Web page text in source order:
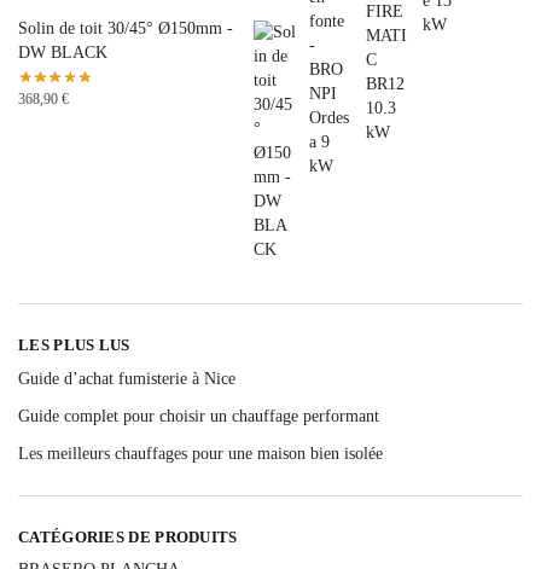
Solin de toit 30/45° Ø150mm -
DW BLACK
368,90 €
LES PLUS LUS
Guide d’achat fumisterie à Nice
Guide complet pour choisir un chauffage performant
Les meilleurs chauffages pour une maison bien isolée
CATÉGORIES DE PRODUITS